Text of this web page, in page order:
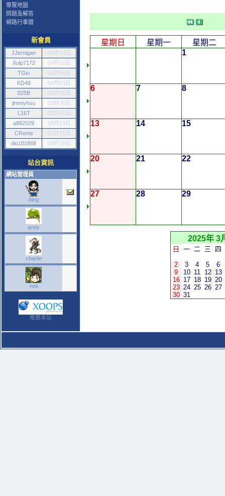
導覽地圖
問題及解答
網路行事曆
新會員
JJernigan
04月10日
Xulp7172
04月10日
TGiu
04月04日
KD48
04月03日
S25B
03月31日
jimmyhsu
03月30日
L16T
03月27日
a882029
03月23日
CRome
03月21日
dio101868
03月19日
站台資訊
網站管理員
bing
andy
charlie
neil
推薦本站
星期日 星期一
星期二
1
6 7 8
13 14 15
20 21 22
27 28 29
2025年 3
日 一 二 三 四
2 3 4 5
6
9
10 11 12 13
16 17 18 19 20
23 24 25 26 27
30 31